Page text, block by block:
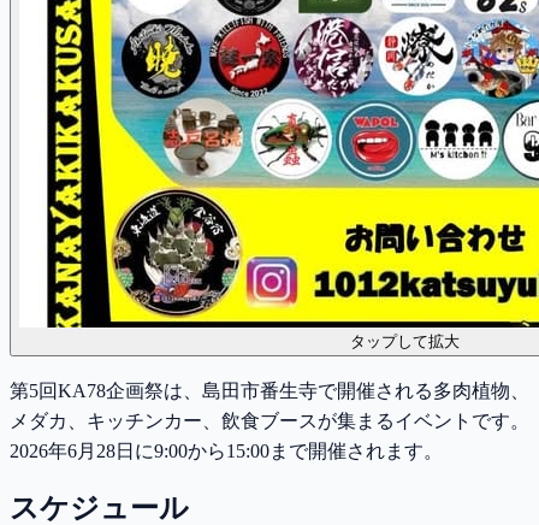
タップして拡大
第5回KA78企画祭は、島田市番生寺で開催される多肉植物、
メダカ、キッチンカー、飲食ブースが集まるイベントです。
2026年6月28日に9:00から15:00まで開催されます。
スケジュール